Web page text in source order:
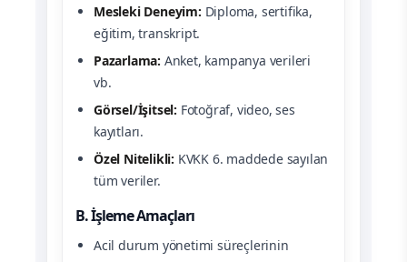
Mesleki Deneyim: Diploma, sertifika,
eğitim, transkript.
Pazarlama: Anket, kampanya verileri
vb.
Görsel/İşitsel: Fotoğraf, video, ses
kayıtları.
Özel Nitelikli: KVKK 6. maddede sayılan
tüm veriler.
B. İşleme Amaçları
Acil durum yönetimi süreçlerinin